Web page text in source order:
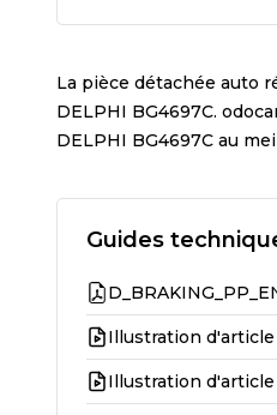
La pièce détachée auto
DELPHI BG4697C.
DELPHI BG4697C au
Guides
Illustration d'article
Illustration d'article